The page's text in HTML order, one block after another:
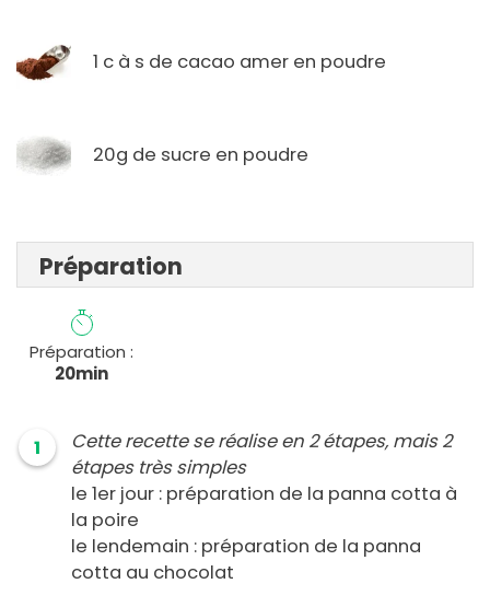
1 c à s de cacao amer en poudre
20g de sucre en poudre
Préparation
Préparation :
20min
1
Cette recette se réalise en 2 étapes, mais 2
étapes très simples
le 1er jour : préparation de la panna cotta à
la poire
le lendemain : préparation de la panna
cotta au chocolat